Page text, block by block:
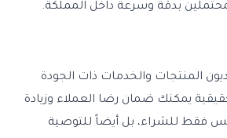
بدقة وسرعة داخل المملكة.
المنتجات والخدمات ذات الجودة
يمكنك ضمان رضا العملاء وزيادة
فقط للشراء، بل أيضاً للتوصية